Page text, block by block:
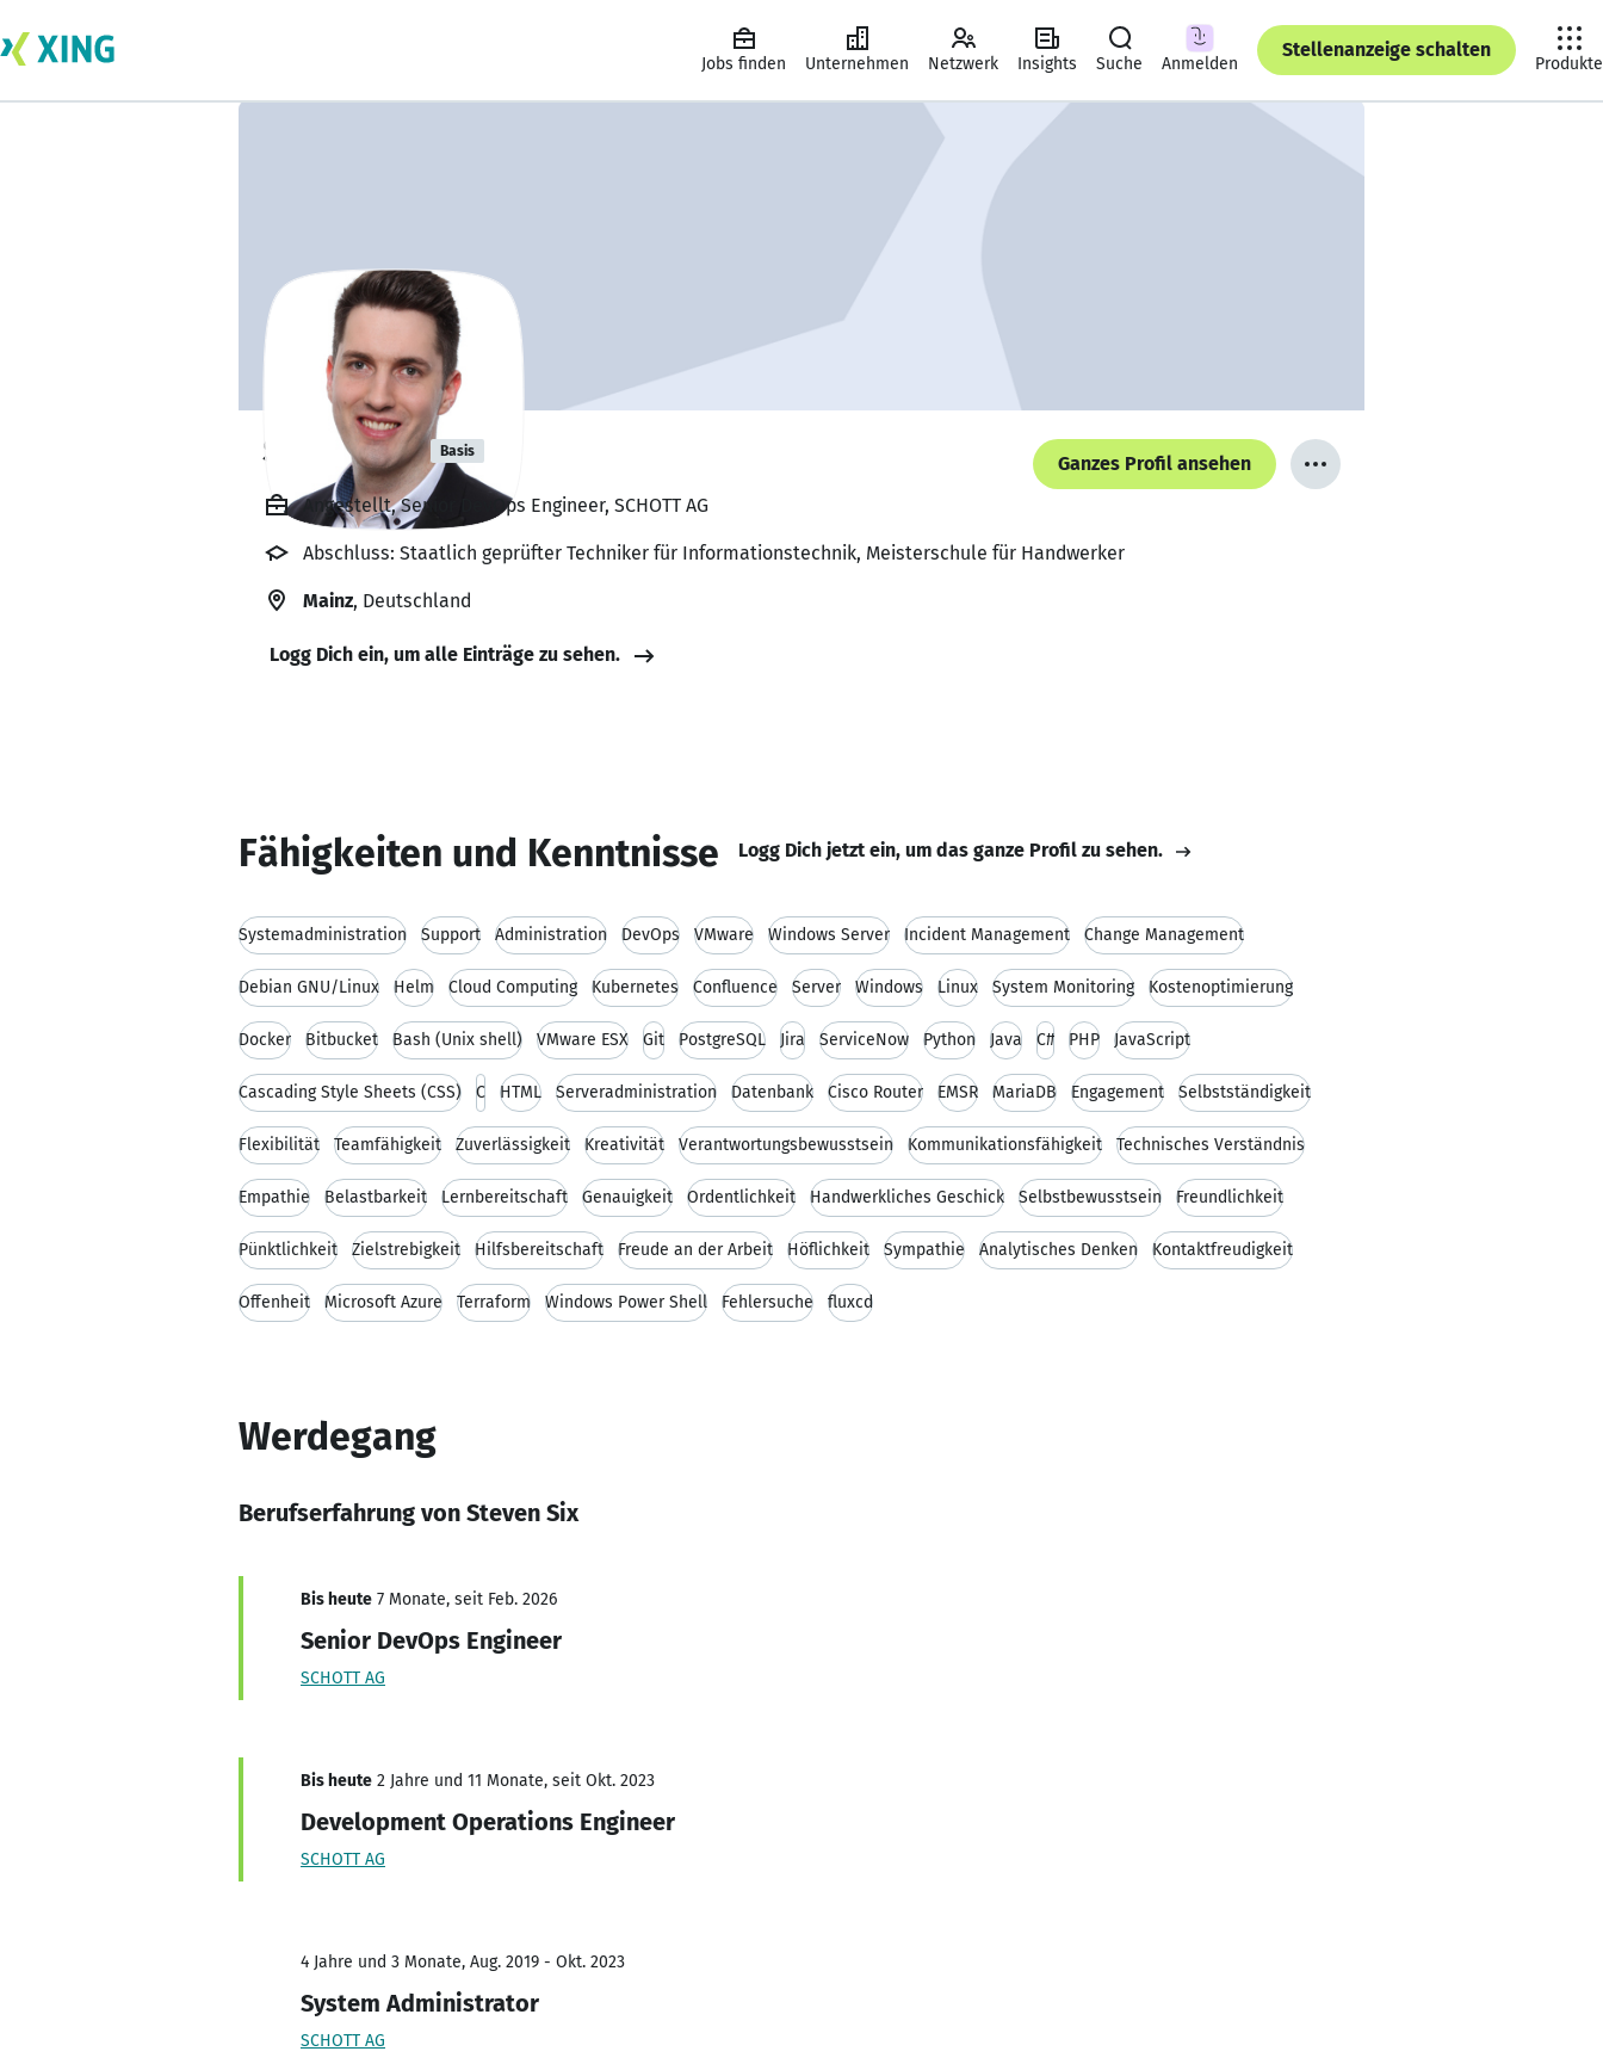
Jobs finden Unternehmen Netzwerk Insights Suche Anmelden
Stellenanzeige schalten
Produkte
Steven Six Basis
Ganzes Profil ansehen
Angestellt, Senior DevOps Engineer, SCHOTT AG
Abschluss: Staatlich geprüfter Techniker für Informationstechnik, Meisterschule für Handwerker
Mainz, Deutschland
Logg Dich ein, um alle Einträge zu sehen.
Fähigkeiten und Kenntnisse Logg Dich jetzt ein, um das ganze Profil zu sehen.
Systemadministration Support Administration DevOps VMware Windows Server Incident Management Change Management
Debian GNU/Linux Helm Cloud Computing Kubernetes Confluence Server Windows Linux System Monitoring Kostenoptimierung
Docker Bitbucket Bash (Unix shell) VMware ESX Git PostgreSQL Jira ServiceNow Python Java C# PHP JavaScript
Cascading Style Sheets (CSS) C HTML Serveradministration Datenbank Cisco Router EMSR MariaDB Engagement Selbstständigkeit
Flexibilität Teamfähigkeit Zuverlässigkeit Kreativität Verantwortungsbewusstsein Kommunikationsfähigkeit Technisches Verständnis
Empathie Belastbarkeit Lernbereitschaft Genauigkeit Ordentlichkeit Handwerkliches Geschick Selbstbewusstsein Freundlichkeit
Pünktlichkeit Zielstrebigkeit Hilfsbereitschaft Freude an der Arbeit Höflichkeit Sympathie Analytisches Denken Kontaktfreudigkeit
Offenheit Microsoft Azure Terraform Windows Power Shell Fehlersuche fluxcd
Werdegang
Berufserfahrung von Steven Six
Bis heute 7 Monate, seit Feb. 2026
Senior DevOps Engineer
SCHOTT AG
Bis heute 2 Jahre und 11 Monate, seit Okt. 2023
Development Operations Engineer
SCHOTT AG
4 Jahre und 3 Monate, Aug. 2019 - Okt. 2023
System Administrator
SCHOTT AG